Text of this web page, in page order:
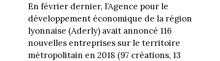
En février dernier, l’Agence pour le
développement économique de la région
lyonnaise (Aderly) avait annoncé 116
nouvelles entreprises sur le territoire
métropolitain en 2018 (97 créations, 13